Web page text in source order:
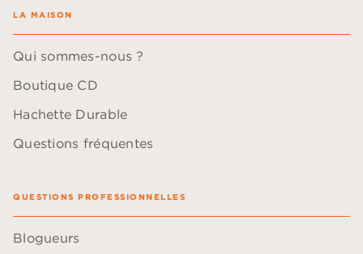
LA MAISON
Qui sommes-nous ?
Boutique CD
Hachette Durable
Questions fréquentes
QUESTIONS PROFESSIONNELLES
Blogueurs